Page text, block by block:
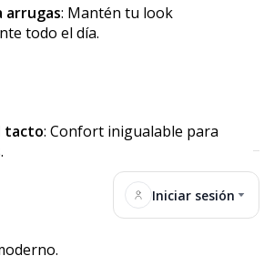
Iniciar sesión
arrugas: Mantén tu look
todo el día.
tacto: Confort inigualable para